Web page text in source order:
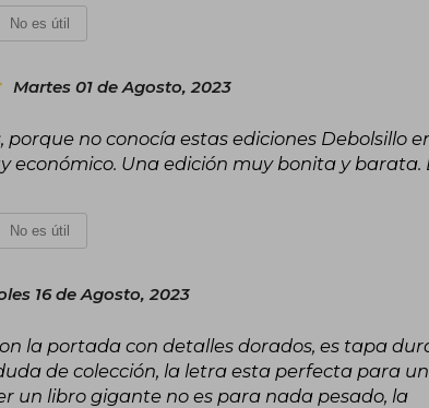
No es útil
Martes 01 de Agosto, 2023
no conocía estas ediciones Debolsillo
económico. Una edición muy bonita y barata.
No es útil
16 de Agosto, 2023
la portada con detalles dorados, es tapa
de colección, la letra esta perfecta para
un libro gigante no es para nada pesado, la